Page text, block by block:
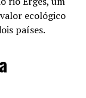
ecológico
países.